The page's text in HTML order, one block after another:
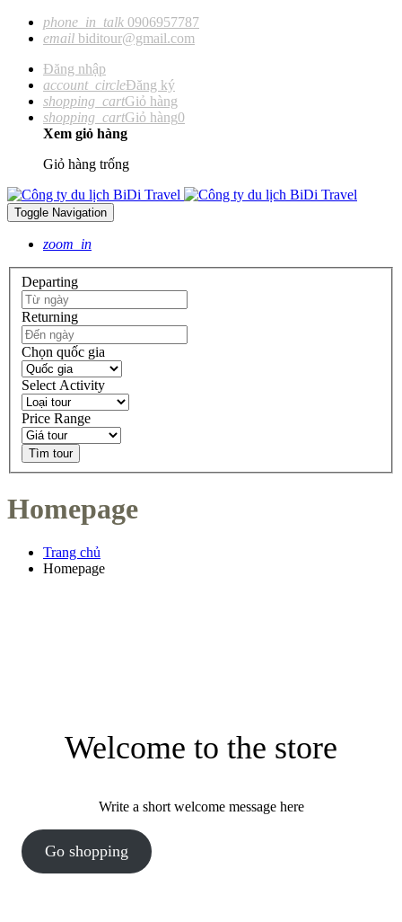
phone_in_talk 0906957787
email biditour@gmail.com
Đăng nhập
account_circleĐăng ký
shopping_cartGiỏ hàng
shopping_cartGiỏ hàng0
Xem giỏ hàng
Giỏ hàng trống
Toggle Navigation
zoom_in
Departing
Returning
Chọn quốc gia
Select Activity
Price Range
Tìm tour
Homepage
Trang chủ
Homepage
Welcome to the store
Write a short welcome message here
Go shopping